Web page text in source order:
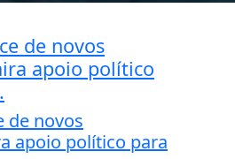
de novos
apoio político
de novos
apoio político para